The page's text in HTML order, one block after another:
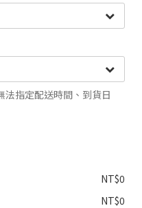
法指定配送時間、到貨日
NT$0
NT$0